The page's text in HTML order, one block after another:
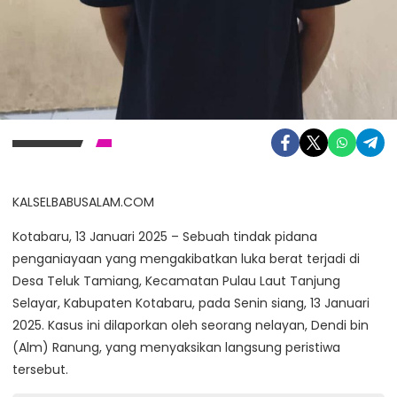
KALSELBABUSALAM.COM
Kotabaru, 13 Januari 2025 – Sebuah tindak pidana
penganiayaan yang mengakibatkan luka berat terjadi di
Desa Teluk Tamiang, Kecamatan Pulau Laut Tanjung
Selayar, Kabupaten Kotabaru, pada Senin siang, 13 Januari
2025. Kasus ini dilaporkan oleh seorang nelayan, Dendi bin
(Alm) Ranung, yang menyaksikan langsung peristiwa
tersebut.